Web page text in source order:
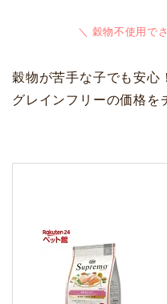
＼ 穀物不使用で
穀物が苦手な子でも安心
グレインフリーの価格を